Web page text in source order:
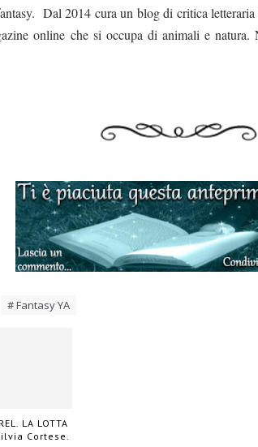
Dal 2014 cura un blog di critica
online che si occupa di animali e natura.
# Fantasy YA
LA LOTTA
Cortese.